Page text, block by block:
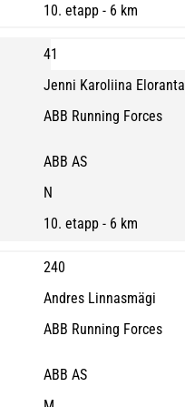
10. etapp - 6 km
41
Jenni Karoliina Eloranta
ABB Running Forces
ABB AS
N
10. etapp - 6 km
240
Andres Linnasmägi
ABB Running Forces
ABB AS